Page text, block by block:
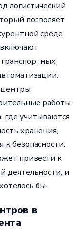
логистический
позволяет
среде.
центры
работы.
где учитываются
хранения,
безопасности.
привести к
деятельности, и
бы.
в